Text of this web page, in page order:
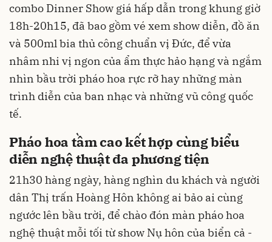
combo Dinner Show giá hấp dẫn trong khung giờ
18h-20h15, đã bao gồm vé xem show diễn, đồ ăn
và 500ml bia thủ công chuẩn vị Đức, để vừa
nhâm nhi vị ngon của ẩm thực hảo hạng và ngắm
nhìn bầu trời pháo hoa rực rỡ hay những màn
trình diễn của ban nhạc và những vũ công quốc
tế.
Pháo hoa tầm cao kết hợp cùng biểu
diễn nghệ thuật đa phương tiện
21h30 hàng ngày, hàng nghìn du khách và người
dân Thị trấn Hoàng Hôn không ai bảo ai cùng
ngước lên bầu trời, để chào đón màn pháo hoa
nghệ thuật mỗi tối từ show Nụ hôn của biển cả -